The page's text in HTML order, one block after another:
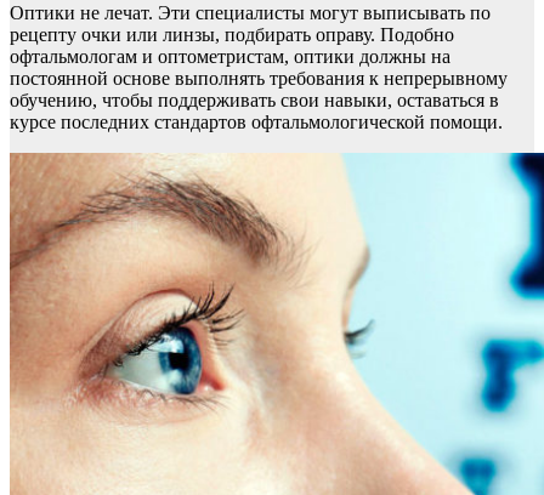
Оптики не лечат. Эти специалисты могут выписывать по
рецепту очки или линзы, подбирать оправу. Подобно
офтальмологам и оптометристам, оптики должны на
постоянной основе выполнять требования к непрерывному
обучению, чтобы поддерживать свои навыки, оставаться в
курсе последних стандартов офтальмологической помощи.